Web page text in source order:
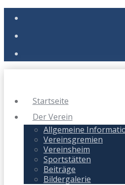
Startseite
Der Verein
Allgemeine
Vereinsgremien
Vereinsheim
Sportstätten
Beiträge
Bildergalerie